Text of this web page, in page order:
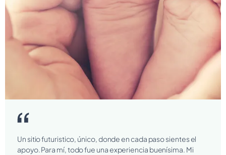
Un sitio futuristico, único, donde en cada paso sientes el
apoyo. Para mí, todo fue una experiencia buenísima. Mi